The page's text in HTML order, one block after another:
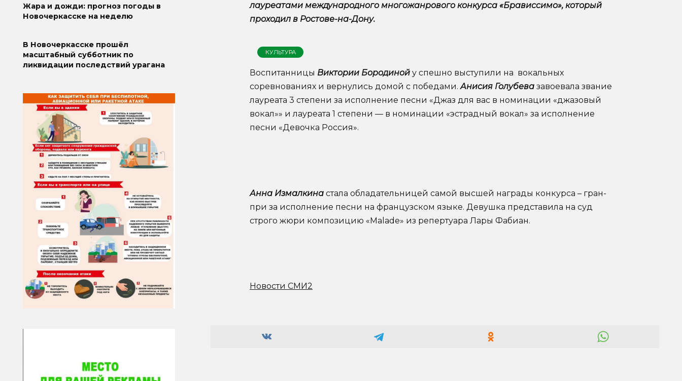
лауреатами международного многожанрового конкурса «Брависсимо», который
проходил в Ростове-на-Дону.
КУЛЬТУРА
Воспитанницы Виктории Бородиной у спешно выступили на вокальных
соревнованиях и вернулись домой с победами.Анисия Голубева завоевала звание
лауреата 3 степени за исполнение песни «Джаз для вас в номинации «джазовый
вокал»» и лауреата 1 степени — в номинации «эстрадный вокал» за исполнение
песни «Девочка Россия».
Анна Измалкина стала обладательницей самой высшей награды конкурса – гран-
при за исполнение песни на французском языке. Девушка представила на суд
строго жюри композицию «Malade» из репертуара Лары Фабиан.
Новости СМИ2
Жара и дожди: прогноз погоды в
Новочеркасске на неделю
В Новочеркасске прошёл
масштабный субботник по
ликвидации последствий урагана